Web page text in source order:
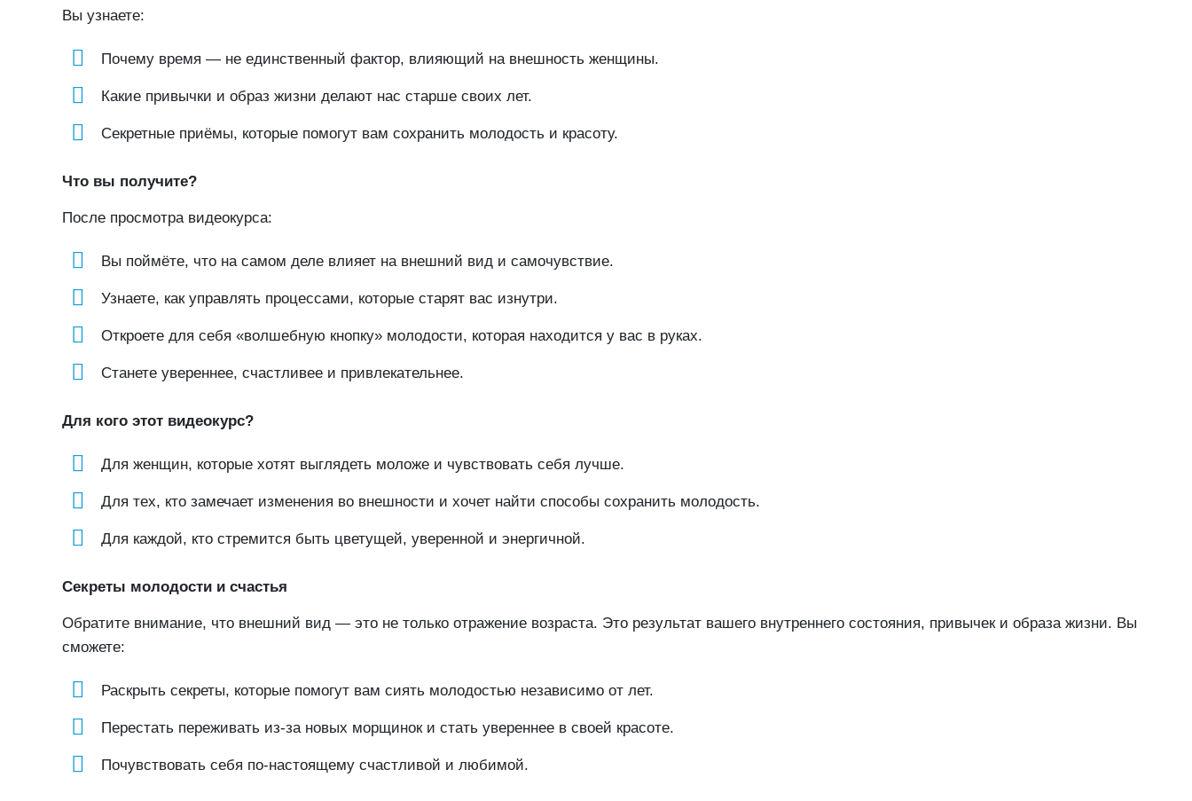
Вы узнаете:
Почему время — не единственный фактор, влияющий на внешность женщины.
Какие привычки и образ жизни делают нас старше своих лет.
Секретные приёмы, которые помогут вам сохранить молодость и красоту.
Что вы получите?
После просмотра видеокурса:
Вы поймёте, что на самом деле влияет на внешний вид и самочувствие.
Узнаете, как управлять процессами, которые старят вас изнутри.
Откроете для себя «волшебную кнопку» молодости, которая находится у вас в руках.
Станете увереннее, счастливее и привлекательнее.
Для кого этот видеокурс?
Для женщин, которые хотят выглядеть моложе и чувствовать себя лучше.
Для тех, кто замечает изменения во внешности и хочет найти способы сохранить молодость.
Для каждой, кто стремится быть цветущей, уверенной и энергичной.
Секреты молодости и счастья
Обратите внимание, что внешний вид — это не только отражение возраста. Это результат вашего внутреннего состояния, привычек и образа жизни. Вы
сможете:
Раскрыть секреты, которые помогут вам сиять молодостью независимо от лет.
Перестать переживать из-за новых морщинок и стать увереннее в своей красоте.
Почувствовать себя по-настоящему счастливой и любимой.